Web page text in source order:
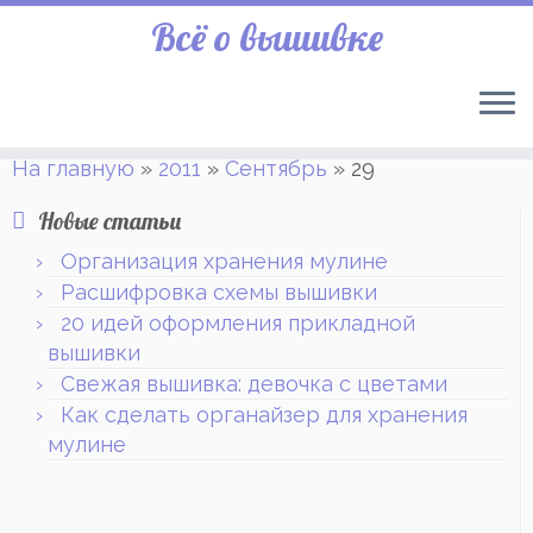
Всё о вышивке
На главную » 2011 » Сентябрь » 29
Новые статьи
Организация хранения мулине
Расшифровка схемы вышивки
20 идей оформления прикладной
вышивки
Свежая вышивка: девочка с цветами
Как сделать органайзер для хранения
мулине